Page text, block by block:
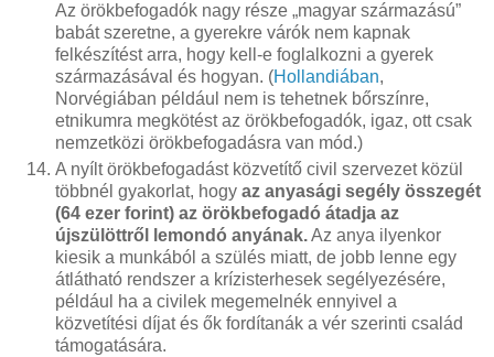
Az örökbefogadók nagy része „magyar származású”
babát szeretne, a gyerekre várók nem kapnak
felkészítést arra, hogy kell-e foglalkozni a gyerek
származásával és hogyan. (Hollandiában,
Norvégiában például nem is tehetnek bőrszínre,
etnikumra megkötést az örökbefogadók, igaz, ott csak
nemzetközi örökbefogadásra van mód.)
A nyílt örökbefogadást közvetítő civil szervezet közül
többnél gyakorlat, hogy az anyasági segély összegét
(64 ezer forint) az örökbefogadó átadja az
újszülöttről lemondó anyának.Az anya ilyenkor
kiesik a munkából a szülés miatt, de jobb lenne egy
átlátható rendszer a krízisterhesek segélyezésére,
például ha a civilek megemelnék ennyivel a
közvetítési díjat és ők fordítanák a vér szerinti család
támogatására.